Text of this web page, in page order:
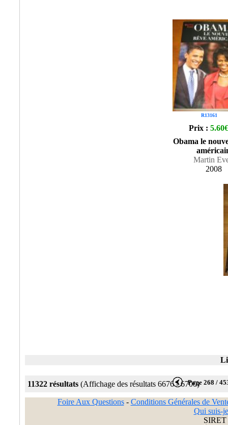
R13161
Prix : 5.60€
Obama le
Martin
2008
11322 résultats (Affichage des résultats 6676 - 6700)Page 268 /
Foire Aux Questions- Conditions Générales de
Qui suis-
SIRET